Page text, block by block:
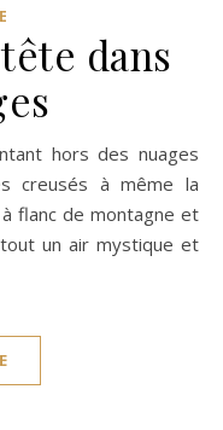
dans
creusés à même la
flanc de montagne et
un air mystique et